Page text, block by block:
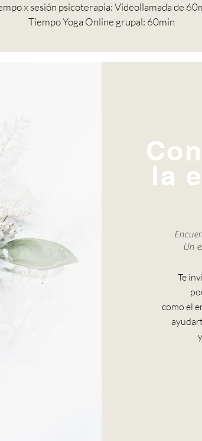
x sesión psicoterapia: Videollamada de
Tiempo Yoga Online grupal: 60min
la
Un
Te
como el